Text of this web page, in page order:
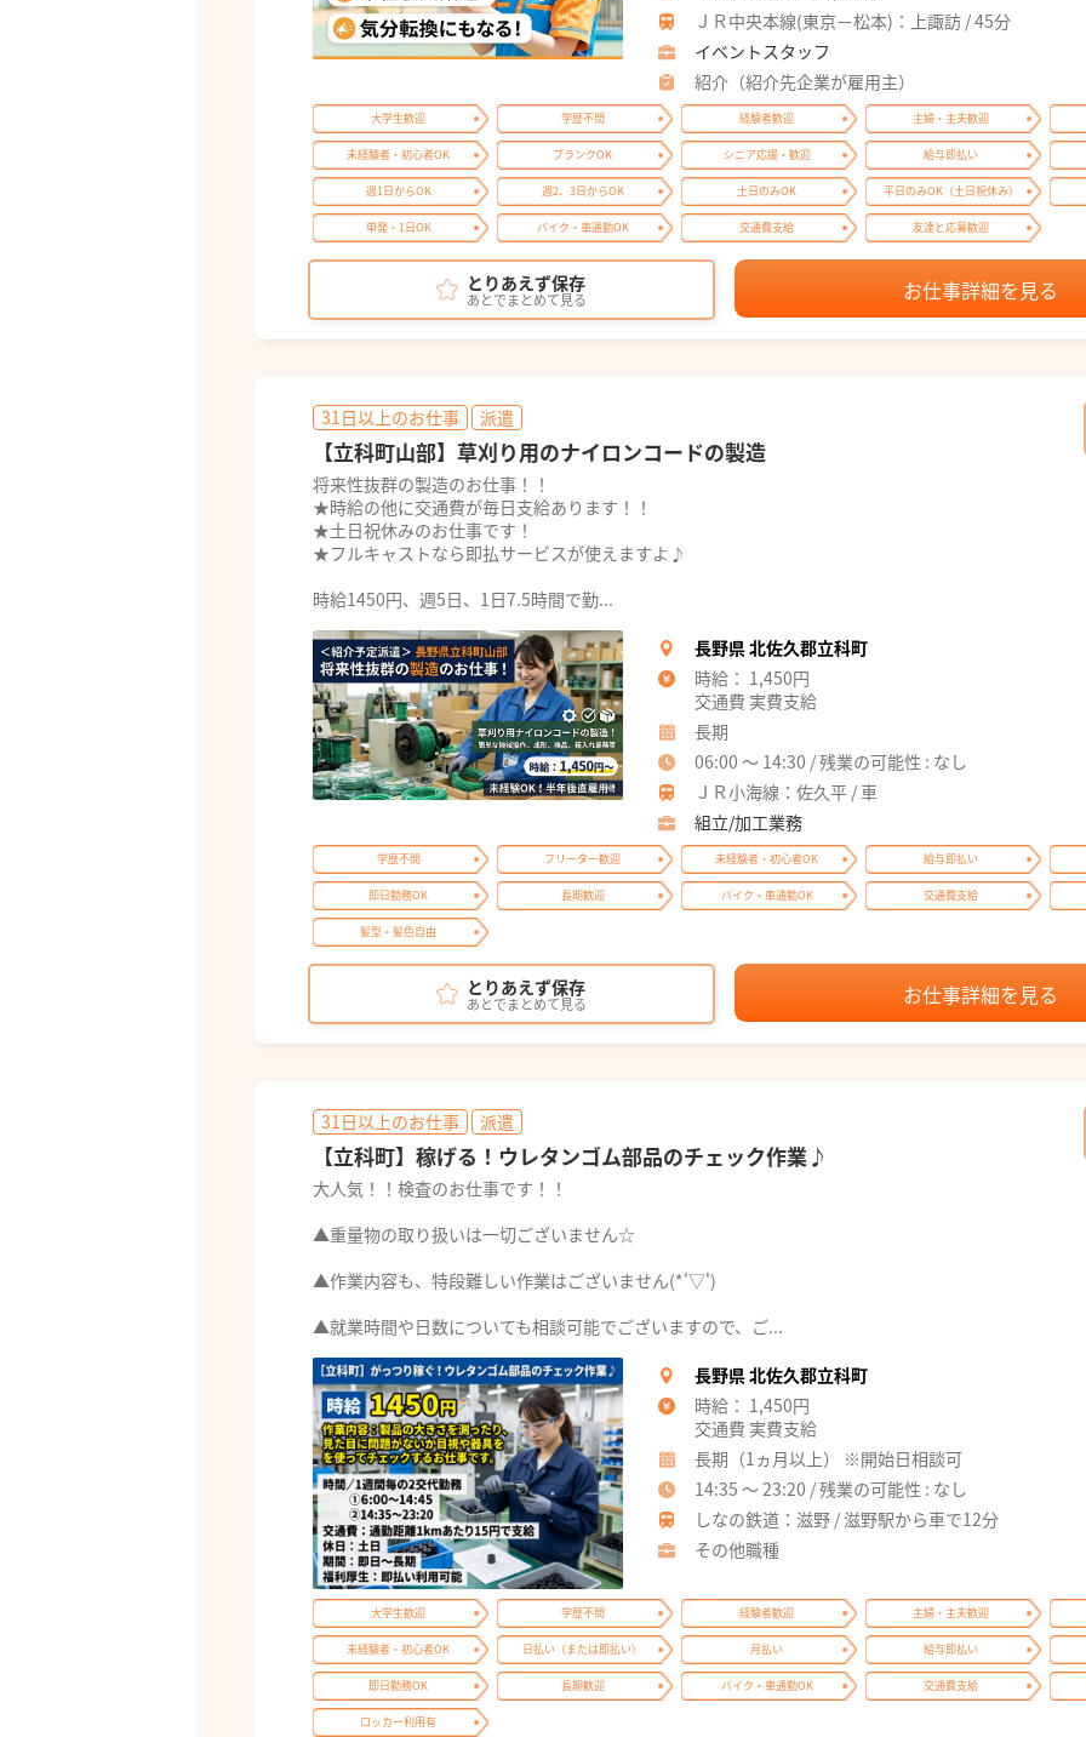
ＪＲ中央本線(東京－松本)：上諏訪 / 45分
イベントスタッフ
紹介（紹介先企業が雇用主）
大学生歓迎 学歴不問 経験者歓迎 主婦・主夫歓迎
未経験者・初心者OK ブランクOK シニア応援・歓迎 給与即払い
週1日からOK 週2、3日からOK 土日のみOK 平日のみOK（土日祝休み）
単発・1日OK バイク・車通勤OK 交通費支給 友達と応募歓迎
とりあえず保存
あとでまとめて見る お仕事詳細を見る
31日以上のお仕事 派遣
【立科町山部】草刈り用のナイロンコードの製造
将来性抜群の製造のお仕事！！
★時給の他に交通費が毎日支給あります！！
★土日祝休みのお仕事です！
★フルキャストなら即払サービスが使えますよ♪
時給1450円、週5日、1日7.5時間で勤...
長野県 北佐久郡立科町
時給： 1,450円
交通費 実費支給
長期
06:00 ～ 14:30 / 残業の可能性 : なし
ＪＲ小海線：佐久平 / 車
組立/加工業務
学歴不問 フリーター歓迎 未経験者・初心者OK 給与即払い
即日勤務OK 長期歓迎 バイク・車通勤OK 交通費支給
髪型・髪色自由
とりあえず保存
あとでまとめて見る お仕事詳細を見る
31日以上のお仕事 派遣
【立科町】稼げる！ウレタンゴム部品のチェック作業♪
大人気！！検査のお仕事です！！
▲重量物の取り扱いは一切ございません☆
▲作業内容も、特段難しい作業はございません(*'▽')
▲就業時間や日数についても相談可能でございますので、ご...
長野県 北佐久郡立科町
時給： 1,450円
交通費 実費支給
長期（1ヵ月以上） ※開始日相談可
14:35 ～ 23:20 / 残業の可能性 : なし
しなの鉄道：滋野 / 滋野駅から車で12分
その他職種
大学生歓迎 学歴不問 経験者歓迎 主婦・主夫歓迎
未経験者・初心者OK 日払い（または即払い） 月払い 給与即払い
即日勤務OK 長期歓迎 バイク・車通勤OK 交通費支給
ロッカー利用有